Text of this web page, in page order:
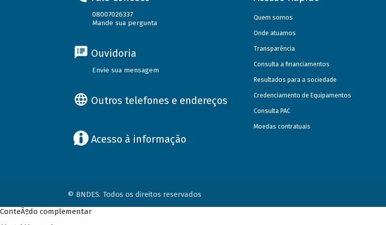
08007026337
Mande sua pergunta
Ouvidoria
Envie sua mensagem
Outros telefones e endereços
Acesso à informação
Quem somos
Onde atuamos
Transparência
Consulta a financiamentos
Resultados para a sociedade
Credenciamento de Equipamentos
Consulta PAC
Moedas contratuais
© BNDES. Todos os direitos reservados
ConteÃºdo complementar